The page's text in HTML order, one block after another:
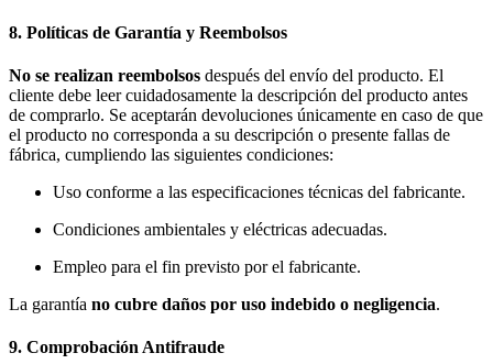
8. Políticas de Garantía y Reembolsos
No se realizan reembolsos después del envío del producto. El
cliente debe leer cuidadosamente la descripción del producto antes
de comprarlo. Se aceptarán devoluciones únicamente en caso de que
el producto no corresponda a su descripción o presente fallas de
fábrica, cumpliendo las siguientes condiciones:
Uso conforme a las especificaciones técnicas del fabricante.
Condiciones ambientales y eléctricas adecuadas.
Empleo para el fin previsto por el fabricante.
La garantía no cubre daños por uso indebido o negligencia.
9. Comprobación Antifraude